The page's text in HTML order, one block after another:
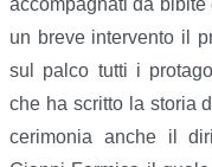
accompagnati da
un breve intervento il
sul palco tutti i
che ha scritto la storia
cerimonia anche il